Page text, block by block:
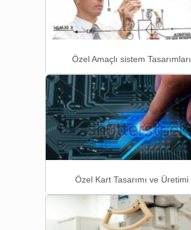
Özel Amaçlı sistem Tasarımları
Özel Kart Tasarımı ve Üretimi